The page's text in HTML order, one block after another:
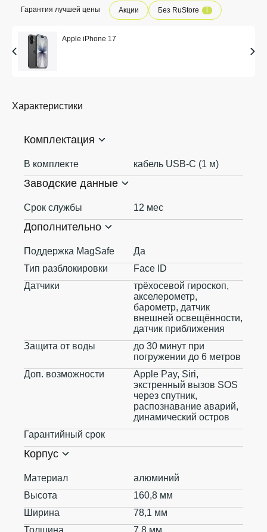
Гарантия лучшей цены Акции Без RuStore i
Apple iPhone 17
Характеристики
Комплектация
В комплекте кабель USB-С (1 м)
Заводские данные
Срок службы 12 мес
Дополнительно
Поддержка MagSafe
Да
Тип разблокировки
Face ID
Датчики
трёхосевой гироскоп,
акселерометр,
барометр, датчик
внешней освещённости,
датчик приближения
Защита от воды
до 30 минут при
погружении до 6 метров
Доп. возможности
Apple Pay, Siri,
экстренный вызов SOS
через спутник,
распознавание аварий,
динамический остров
Гарантийный срок
Корпус
Материал
алюминий
Высота
160,8 мм
Ширина
78,1 мм
Толщина
7,8 мм